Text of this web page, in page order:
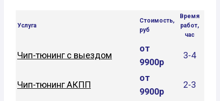
Услуга
Стоимость,
руб
Время
работ,
час
Чип-тюнинг с выездом
от
9900р
3-4
Чип-тюнинг АКПП
от
9900р
2-3